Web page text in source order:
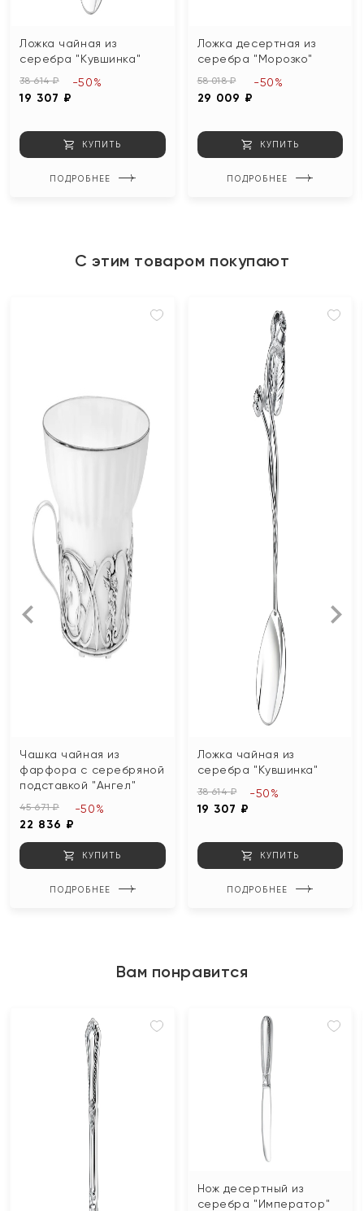
Ложка чайная из
серебра "Кувшинка"
38 614 ₽
19 307 ₽
-50%
КУПИТЬ
ПОДРОБНЕЕ
Ложка десертная из
серебра "Морозко"
58 018 ₽
29 009 ₽
-50%
КУПИТЬ
ПОДРОБНЕЕ
С этим товаром покупают
Чашка чайная из
фарфора с серебряной
подставкой "Ангел"
45 671 ₽
22 836 ₽
-50%
КУПИТЬ
ПОДРОБНЕЕ
Ложка чайная из
серебра "Кувшинка"
38 614 ₽
19 307 ₽
-50%
КУПИТЬ
ПОДРОБНЕЕ
Вам понравится
Нож десертный из
серебра "Император"